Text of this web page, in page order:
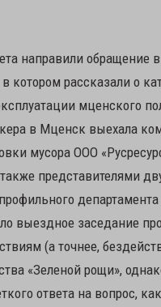
направили обращение
котором рассказали о
мценского
в Мценск выехала
мусора ООО
представителями
выездное заседание
(а точнее,
«Зеленой рощи»,
ответа на вопрос,